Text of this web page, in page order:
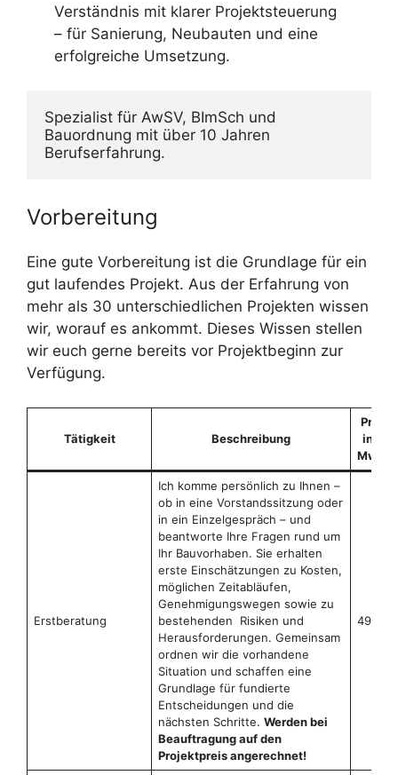
Verständnis mit klarer Projektsteuerung
– für Sanierung, Neubauten und eine
erfolgreiche Umsetzung.
Spezialist für AwSV, BImSch und
Bauordnung mit über 10 Jahren
Berufserfahrung.
Vorbereitung
Eine gute Vorbereitung ist die Grundlage für ein
gut laufendes Projekt. Aus der Erfahrung von
mehr als 30 unterschiedlichen Projekten wissen
wir, worauf es ankommt. Dieses Wissen stellen
wir euch gerne bereits vor Projektbeginn zur
Verfügung.
Tätigkeit Beschreibung
Preis
inkl.
MwSt.
Erstberatung
Ich komme persönlich zu Ihnen –
ob in eine Vorstandssitzung oder
in ein Einzelgespräch – und
beantworte Ihre Fragen rund um
Ihr Bauvorhaben. Sie erhalten
erste Einschätzungen zu Kosten,
möglichen Zeitabläufen,
Genehmigungswegen sowie zu
bestehenden Risiken und
Herausforderungen. Gemeinsam
ordnen wir die vorhandene
Situation und schaffen eine
Grundlage für fundierte
Entscheidungen und die
nächsten Schritte. Werden bei
Beauftragung auf den
Projektpreis angerechnet!
499 €